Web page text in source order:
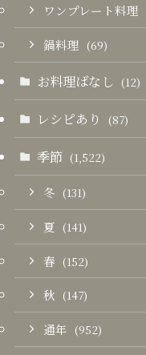
ワンプレート料理
鍋料理 (69)
お料理ばなし (12)
レシピあり (87)
季節 (1,522)
冬 (131)
夏 (141)
春 (152)
秋 (147)
通年 (952)